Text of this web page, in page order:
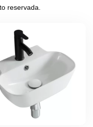
reservada.